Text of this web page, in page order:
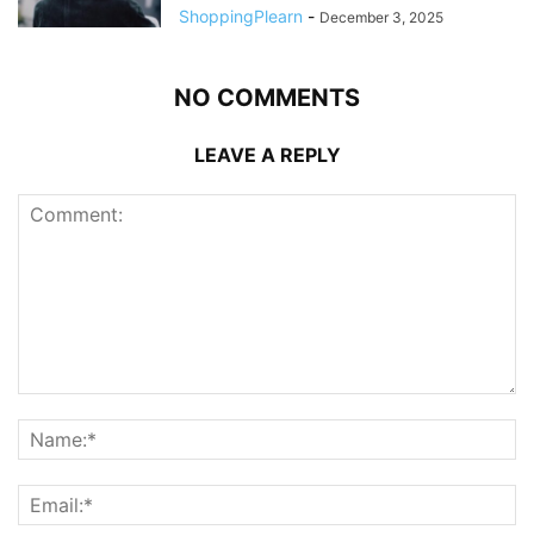
ShoppingPlearn - December 3, 2025
NO COMMENTS
LEAVE A REPLY